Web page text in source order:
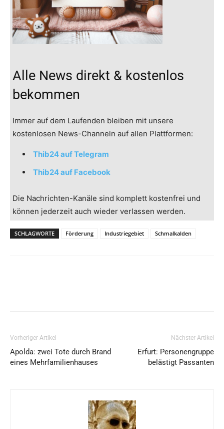
Alle News direkt & kostenlos
bekommen
Immer auf dem Laufenden bleiben mit unsere
kostenlosen News-Channeln auf allen Plattformen:
Thib24 auf Telegram
Thib24 auf Facebook
Die Nachrichten-Kanäle sind komplett kostenfrei und
können jederzeit auch wieder verlassen werden.
SCHLAGWORTE Förderung Industriegebiet Schmalkalden
Vorheriger Artikel
Apolda: zwei Tote durch Brand
eines Mehrfamilienhauses
Nächster Artikel
Erfurt: Personengruppe
belästigt Passanten